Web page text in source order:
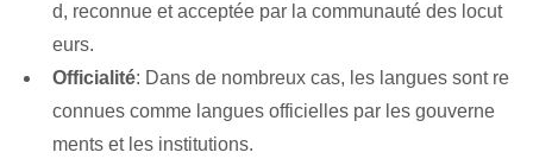
d, reconnue et acceptée par la communauté des locut
eurs.
Officialité: Dans de nombreux cas, les langues sont re
connues comme langues officielles par les gouverne
ments et les institutions.